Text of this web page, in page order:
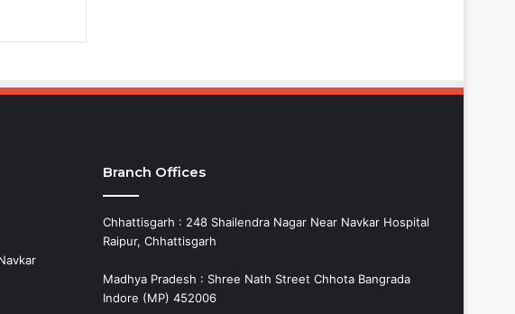
Branch Offices
Chhattisgarh : 248 Shailendra Nagar Near Navkar Hospital
Raipur, Chhattisgarh
Madhya Pradesh : Shree Nath Street Chhota Bangrada
Indore (MP) 452006